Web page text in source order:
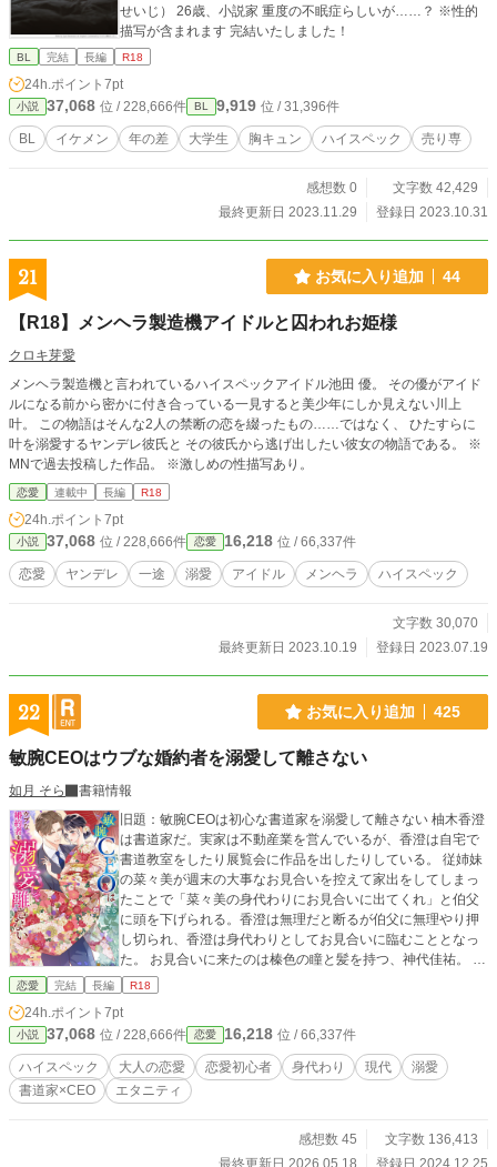
せいじ） 26歳、小説家 重度の不眠症らしいが……？ ※性的
描写が含まれます 完結いたしました！
BL 完結 長編 R18
24h.ポイント 7pt
小説 37,068 位 / 228,666件 BL 9,919 位 / 31,396件
BL イケメン 年の差 大学生 胸キュン ハイスペック 売り専
感想数 0
文字数 42,429
最終更新日 2023.11.29
登録日 2023.10.31
21 お気に入り追加 44
【R18】メンヘラ製造機アイドルと囚われお姫様
クロキ芽愛
メンヘラ製造機と言われているハイスペックアイドル池田 優。 その優がアイド
ルになる前から密かに付き合っている一見すると美少年にしか見えない川上
叶。 この物語はそんな2人の禁断の恋を綴ったもの……ではなく、 ひたすらに
叶を溺愛するヤンデレ彼氏と その彼氏から逃げ出したい彼女の物語である。 ※
MNで過去投稿した作品。 ※激しめの性描写あり。
恋愛 連載中 長編 R18
24h.ポイント 7pt
小説 37,068 位 / 228,666件 恋愛 16,218 位 / 66,337件
恋愛 ヤンデレ 一途 溺愛 アイドル メンヘラ ハイスペック
文字数 30,070
最終更新日 2023.10.19
登録日 2023.07.19
22 お気に入り追加 425
敏腕CEOはウブな婚約者を溺愛して離さない
如月 そら
書籍情報
旧題：敏腕CEOは初心な書道家を溺愛して離さない 柚木香澄
は書道家だ。実家は不動産業を営んでいるが、香澄は自宅で
書道教室をしたり展覧会に作品を出したりしている。 従姉妹
の菜々美が週末の大事なお見合いを控えて家出をしてしまっ
たことで「菜々美の身代わりにお見合いに出てくれ」と伯父
に頭を下げられる。香澄は無理だと断るが伯父に無理やり押
し切られ、香澄は身代わりとしてお見合いに臨むこととなっ
た。 お見合いに来たのは榛色の瞳と髪を持つ、神代佳祐。 優
しく甘い雰囲気の持ち主で、書道のことも熱心に聞いてくれ
身代わりだ。しかも神代は香澄のことを菜々美だと思ってい
るようなのだ。 「お見合いをすすめていいか？」と聞く神代
に香澄は「ごめんなさい」と告げる。 しかし神代は諦めてい
なかった。 本当の名も知らないはずの香澄のことを探し出し
て見つけた神代は「お見合いを進めていいですか？」と笑顔
に愛を告げるCEOとの身代わりお見合いの行く先は、甘くて
幸せなハッピーエンドだった。
恋愛 完結 長編 R18
24h.ポイント 7pt
小説 37,068 位 / 228,666件 恋愛 16,218 位 / 66,337件
ハイスペック 大人の恋愛 恋愛初心者 身代わり 現代
溺愛
書道家×CEO
エタニティ
感想数 45
文字数 136,413
最終更新日 2026.05.18
登録日 2024.12.25